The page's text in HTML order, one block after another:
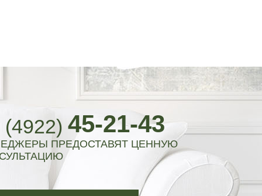
(4922) 45-21-43
ПРЕДОСТАВЯТ ЦЕННУЮ